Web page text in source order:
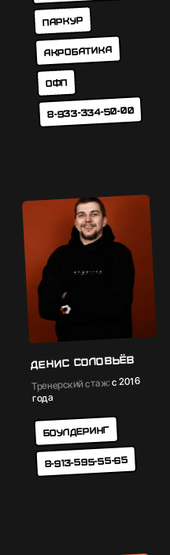
Паркур
Акробатика
ОФП
8-933-334-50-00
Денис Соловьёв
Тренерский стаж:с 2016
года
Боулдеринг
8-913-595-55-65